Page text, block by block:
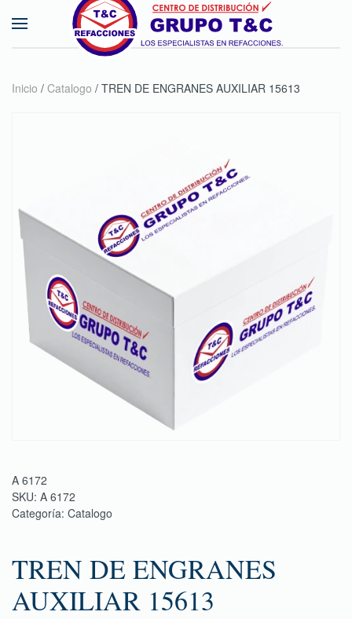
Skip to main content
Inicio / Catalogo / TREN DE ENGRANES AUXILIAR 15613
A 6172
SKU: A 6172
Categoría: Catalogo
TREN DE ENGRANES
AUXILIAR 15613